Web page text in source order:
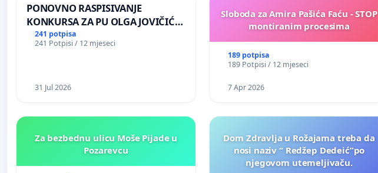
PONOVNO RASPISIVANJE
KONKURSA ZA PU OLGA JOVIČIĆ
RITA KRALJEVO
241 potpisa
241 Potpisi / 12 mjeseci
31 Jul 2026
Sloboda za Amira Pašića Faću - STOP
montiranim procesima
189 potpisa
189 Potpisi / 12 mjeseci
7 Apr 2026
Za bezbednu ulicu Moše Pijade u
Pozarevcu
Dom Zdravlja u Rožajama treba da
nosi naziv “ Redžep Dedeić”po
njegovom utemeljivaču.